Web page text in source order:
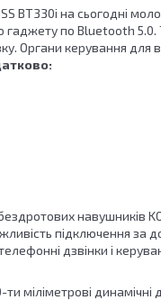
BT330i на сьогодні
по Bluetooth
Органи керування для
навушників
підключення за
дзвінки і
міліметрові